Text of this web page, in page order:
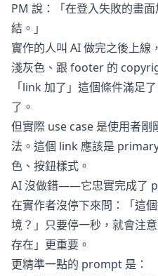
PM 說：「在登入失敗的畫
結。」
實作的人叫 AI 做完之後上線
淺灰色、跟 footer 的
「link 加了」這個條件滿足
了。
但實際 use case 是使用者剛
法。這個 link 應該是
色、按鈕樣式。
AI 沒做錯——它忠實完成了
在實作者沒停下來問：「這
境？」只要停一秒，就會注
存在」更重要。
更精準一點的 prompt 是：